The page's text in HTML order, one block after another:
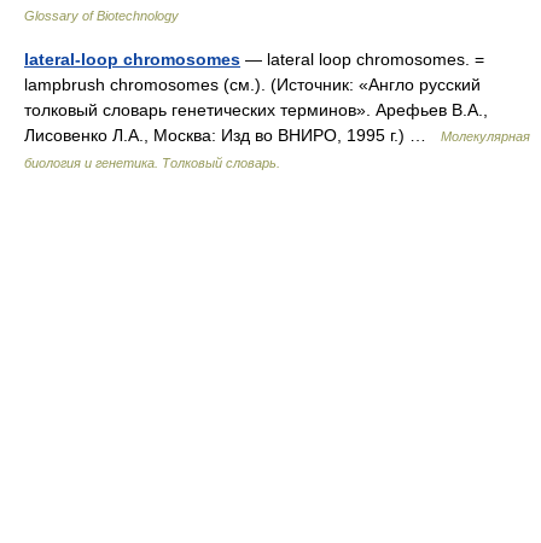
Glossary of Biotechnology
lateral-loop chromosomes — lateral loop chromosomes. =
lampbrush chromosomes (см.). (Источник: «Англо русский
толковый словарь генетических терминов». Арефьев В.А.,
Лисовенко Л.А., Москва: Изд во ВНИРО, 1995 г.) …
Молекулярная
биология и генетика. Толковый словарь.